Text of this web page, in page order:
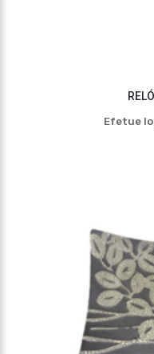
Efetue